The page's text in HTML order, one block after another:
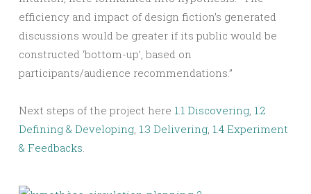
efficiency and impact of design fiction’s generated
discussions would be greater if its public would be
constructed ‘bottom-up’, based on
participants/audience recommendations.”
Next steps of the project here 1.1 Discovering 1.2
Defining & Developing 1.3 Delivering 1.4 Experiment
& Feedbacks